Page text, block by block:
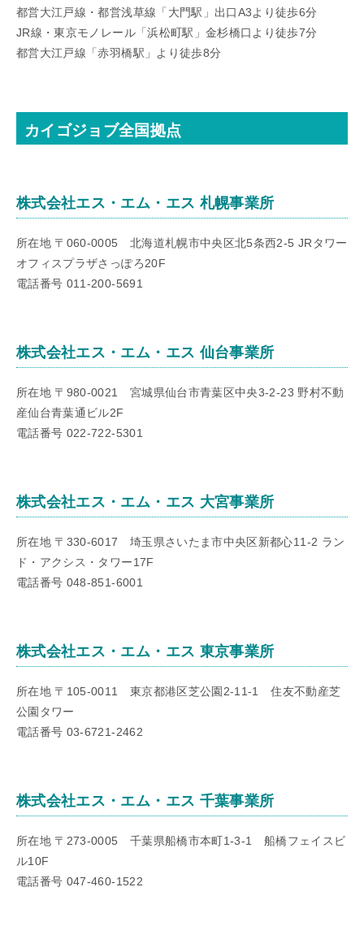
都営大江戸線・都営浅草線「大門駅」出口A3より徒歩6分
JR線・東京モノレール「浜松町駅」金杉橋口より徒歩7分
都営大江戸線「赤羽橋駅」より徒歩8分
カイゴジョブ全国拠点
株式会社エス・エム・エス 札幌事業所
所在地 〒060-0005 北海道札幌市中央区北5条西2-5 JRタワー
オフィスプラザさっぽろ20F
電話番号 011-200-5691
株式会社エス・エム・エス 仙台事業所
所在地 〒980-0021 宮城県仙台市青葉区中央3-2-23 野村不動
産仙台青葉通ビル2F
電話番号 022-722-5301
株式会社エス・エム・エス 大宮事業所
所在地 〒330-6017 埼玉県さいたま市中央区新都心11-2 ラン
ド・アクシス・タワー17F
電話番号 048-851-6001
株式会社エス・エム・エス 東京事業所
所在地 〒105-0011 東京都港区芝公園2-11-1 住友不動産芝
公園タワー
電話番号 03-6721-2462
株式会社エス・エム・エス 千葉事業所
所在地 〒273-0005 千葉県船橋市本町1-3-1 船橋フェイスビ
ル10F
電話番号 047-460-1522